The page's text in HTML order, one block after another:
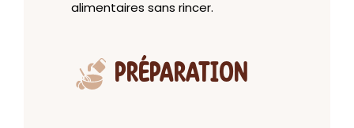
alimentaires sans rincer.
PRÉPARATION